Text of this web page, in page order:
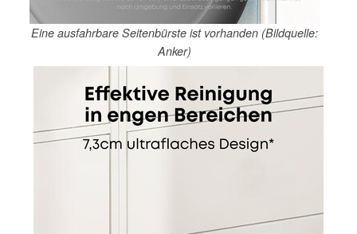
Eine ausfahrbare Seitenbürste ist vorhanden (Bildquelle:
Anker)